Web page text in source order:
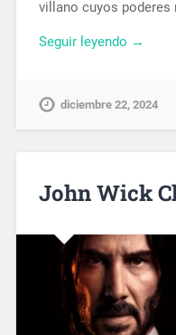
villano cuyos poderes
Seguir leyendo →
diciembre 22, 2024
John Wick